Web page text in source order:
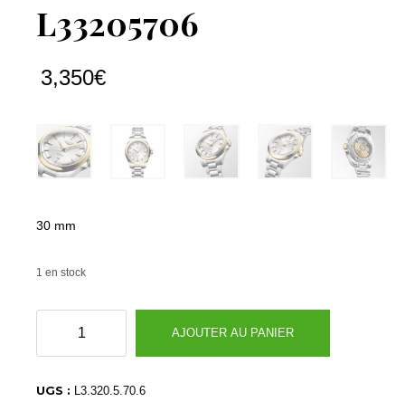
L33205706
3,350€
30 mm
1 en stock
L33205706
AJOUTER AU PANIER
UGS : L3.320.5.70.6